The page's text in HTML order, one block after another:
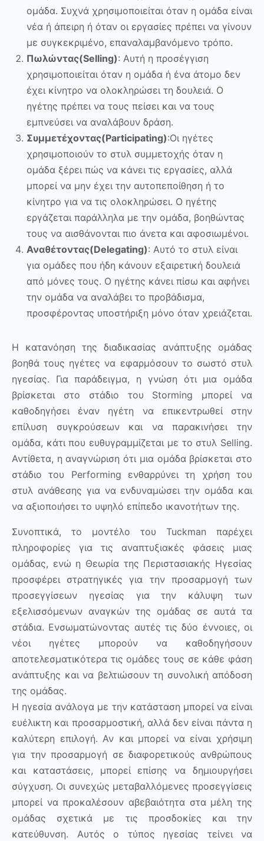
ομάδα. Συχνά χρησιμοποιείται όταν η ομάδα είναι
νέα ή άπειρη ή όταν οι εργασίες πρέπει να γίνουν
με συγκεκριμένο, επαναλαμβανόμενο τρόπο.
Πωλώντας(Selling): Αυτή η προσέγγιση
χρησιμοποιείται όταν η ομάδα ή ένα άτομο δεν
έχει κίνητρο να ολοκληρώσει τη δουλειά. Ο
ηγέτης πρέπει να τους πείσει και να τους
εμπνεύσει να αναλάβουν δράση.
Συμμετέχοντας(Participating):Οι ηγέτες
χρησιμοποιούν το στυλ συμμετοχής όταν η
ομάδα ξέρει πώς να κάνει τις εργασίες, αλλά
μπορεί να μην έχει την αυτοπεποίθηση ή το
κίνητρο για να τις ολοκληρώσει. Ο ηγέτης
εργάζεται παράλληλα με την ομάδα, βοηθώντας
τους να αισθάνονται πιο άνετα και αφοσιωμένοι.
Αναθέτοντας(Delegating): Αυτό το στυλ είναι
για ομάδες που ήδη κάνουν εξαιρετική δουλειά
από μόνες τους. Ο ηγέτης κάνει πίσω και αφήνει
την ομάδα να αναλάβει το προβάδισμα,
προσφέροντας υποστήριξη μόνο όταν χρειάζεται.
Η κατανόηση της διαδικασίας ανάπτυξης ομάδας
βοηθά τους ηγέτες να εφαρμόσουν το σωστό στυλ
ηγεσίας. Για παράδειγμα, η γνώση ότι μια ομάδα
βρίσκεται στο στάδιο του Storming μπορεί να
καθοδηγήσει έναν ηγέτη να επικεντρωθεί στην
επίλυση συγκρούσεων και να παρακινήσει την
ομάδα, κάτι που ευθυγραμμίζεται με το στυλ Selling.
Αντίθετα, η αναγνώριση ότι μια ομάδα βρίσκεται στο
στάδιο του Performing ενθαρρύνει τη χρήση του
στυλ ανάθεσης για να ενδυναμώσει την ομάδα και
να αξιοποιήσει το υψηλό επίπεδο ικανοτήτων της.
Συνοπτικά, το μοντέλο του Tuckman παρέχει
πληροφορίες για τις αναπτυξιακές φάσεις μιας
ομάδας, ενώ η Θεωρία της Περιστασιακής Ηγεσίας
προσφέρει στρατηγικές για την προσαρμογή των
προσεγγίσεων ηγεσίας για την κάλυψη των
εξελισσόμενων αναγκών της ομάδας σε αυτά τα
στάδια. Ενσωματώνοντας αυτές τις δύο έννοιες, οι
νέοι ηγέτες μπορούν να καθοδηγήσουν
αποτελεσματικότερα τις ομάδες τους σε κάθε φάση
ανάπτυξης και να βελτιώσουν τη συνολική απόδοση
της ομάδας.
Η ηγεσία ανάλογα με την κατάσταση μπορεί να είναι
ευέλικτη και προσαρμοστική, αλλά δεν είναι πάντα η
καλύτερη επιλογή. Αν και μπορεί να είναι χρήσιμη
για την προσαρμογή σε διαφορετικούς ανθρώπους
και καταστάσεις, μπορεί επίσης να δημιουργήσει
σύγχυση. Οι συνεχώς μεταβαλλόμενες προσεγγίσεις
μπορεί να προκαλέσουν αβεβαιότητα στα μέλη της
ομάδας σχετικά με τις προσδοκίες και την
κατεύθυνση. Αυτός ο τύπος ηγεσίας τείνει να